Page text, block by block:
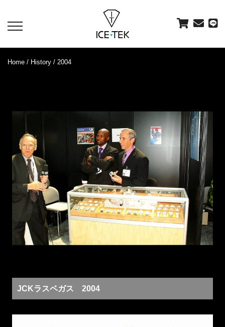
toggle
Home / History / 2004
JCKラスベガス 2004